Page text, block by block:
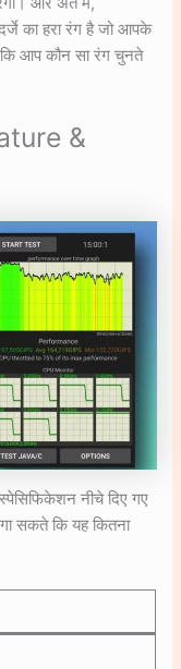
का हरा रंग है जो आपके
कि आप कौन सा रंग चुनते
&
नीचे दिए गए
सकते कि यह कितना